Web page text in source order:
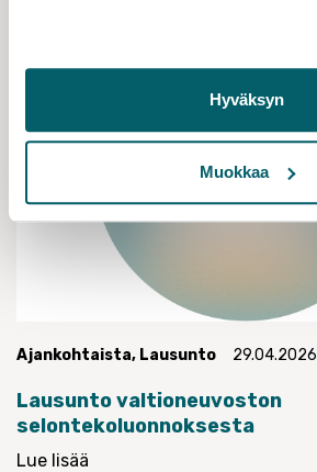
Hyväksyn
Muokkaa
Ajankohtaista, Lausunto 29.04.2026
Lausunto valtioneuvoston
selontekoluonnoksesta
Lue lisää